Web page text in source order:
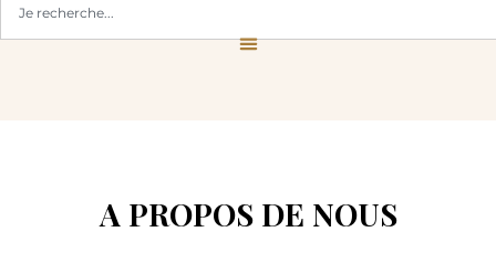
A PROPOS DE NOUS